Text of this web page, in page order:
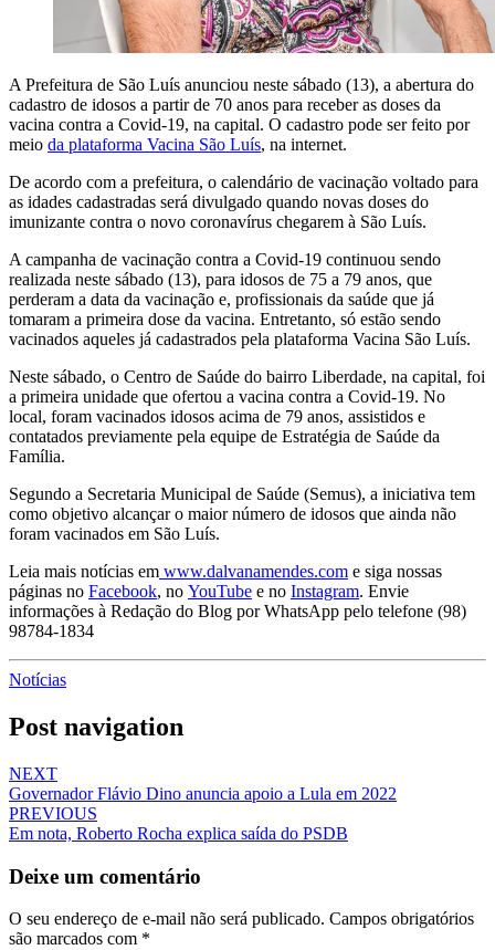
A Prefeitura de São Luís anunciou neste sábado (13), a abertura do
cadastro de idosos a partir de 70 anos para receber as doses da
vacina contra a Covid-19, na capital. O cadastro pode ser feito por
meio da plataforma Vacina São Luís, na internet.
De acordo com a prefeitura, o calendário de vacinação voltado para
as idades cadastradas será divulgado quando novas doses do
imunizante contra o novo coronavírus chegarem à São Luís.
A campanha de vacinação contra a Covid-19 continuou sendo
realizada neste sábado (13), para idosos de 75 a 79 anos, que
perderam a data da vacinação e, profissionais da saúde que já
tomaram a primeira dose da vacina. Entretanto, só estão sendo
vacinados aqueles já cadastrados pela plataforma Vacina São Luís.
Neste sábado, o Centro de Saúde do bairro Liberdade, na capital, foi
a primeira unidade que ofertou a vacina contra a Covid-19. No
local, foram vacinados idosos acima de 79 anos, assistidos e
contatados previamente pela equipe de Estratégia de Saúde da
Família.
Segundo a Secretaria Municipal de Saúde (Semus), a iniciativa tem
como objetivo alcançar o maior número de idosos que ainda não
foram vacinados em São Luís.
Leia mais notícias em www.dalvanamendes.com e siga nossas
páginas no Facebook, no YouTube e no Instagram. Envie
informações à Redação do Blog por WhatsApp pelo telefone (98)
98784-1834
Notícias
Post navigation
NEXT
Governador Flávio Dino anuncia apoio a Lula em 2022
PREVIOUS
Em nota, Roberto Rocha explica saída do PSDB
Deixe um comentário
O seu endereço de e-mail não será publicado. Campos obrigatórios
são marcados com *